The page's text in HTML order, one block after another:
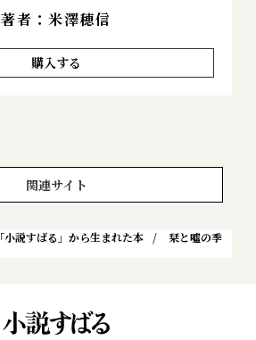
著者：米澤穂信
購入する
関連サイト
「小説すばる」から生まれた本
栞と噓の季